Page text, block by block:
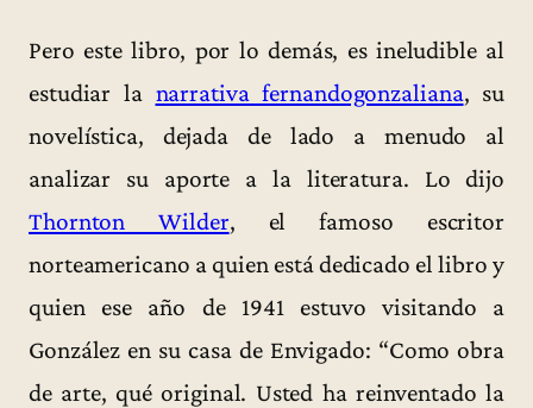
Pero este libro, por lo demás, es ineludible al
estudiar la narrativa fernandogonzaliana, su
novelística, dejada de lado a menudo al
analizar su aporte a la literatura. Lo dijo
Thornton Wilder, el famoso escritor
norteamericano a quien está dedicado el libro y
quien ese año de 1941 estuvo visitando a
González en su casa de Envigado: “Como obra
de arte, qué original. Usted ha reinventado la